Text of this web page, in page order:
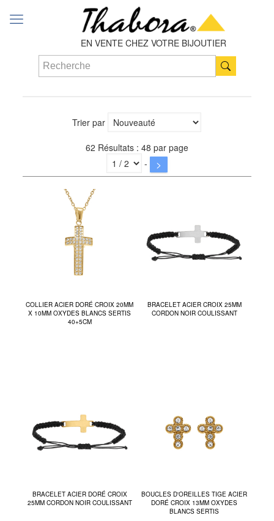
EN VENTE CHEZ VOTRE BIJOUTIER
Trier par
62 Résultats : 48 par page
-
>
COLLIER ACIER DORÉ CROIX 20MM
X 10MM OXYDES BLANCS SERTIS
40+5CM
BRACELET ACIER CROIX 25MM
CORDON NOIR COULISSANT
BRACELET ACIER DORÉ CROIX
25MM CORDON NOIR COULISSANT
BOUCLES D'OREILLES TIGE ACIER
DORÉ CROIX 13MM OXYDES
BLANCS SERTIS